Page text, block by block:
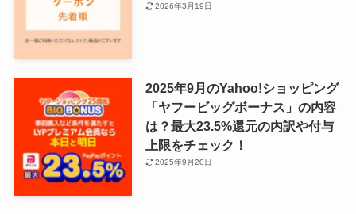
2026年3月19日
2025年9月のYahoo!ショッピング
「ヤフービッグボーナス」の内容
は？最大23.5%還元の内訳や付与
上限をチェック！
2025年9月20日